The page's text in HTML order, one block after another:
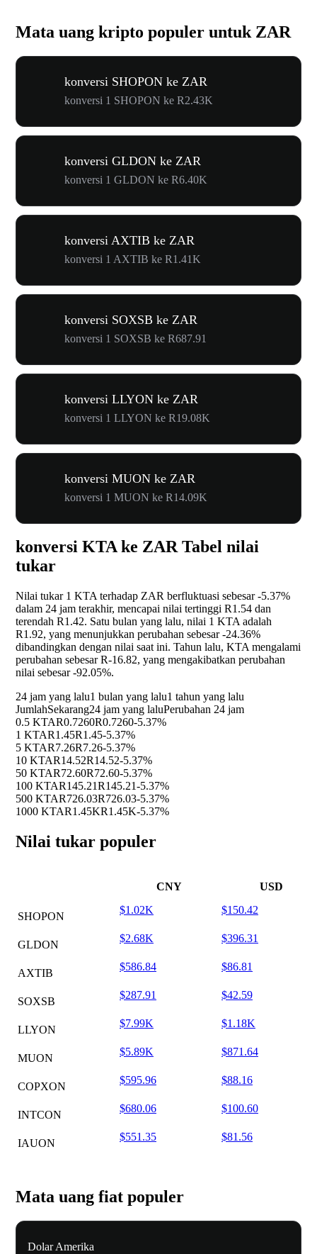
Mata uang kripto populer untuk ZAR
konversi SHOPON ke ZAR
konversi 1 SHOPON ke R2.43K
konversi GLDON ke ZAR
konversi 1 GLDON ke R6.40K
konversi AXTIB ke ZAR
konversi 1 AXTIB ke R1.41K
konversi SOXSB ke ZAR
konversi 1 SOXSB ke R687.91
konversi LLYON ke ZAR
konversi 1 LLYON ke R19.08K
konversi MUON ke ZAR
konversi 1 MUON ke R14.09K
konversi KTA ke ZAR Tabel nilai
tukar
Nilai tukar 1 KTA terhadap ZAR berfluktuasi sebesar-5.37%
dalam 24 jam terakhir, mencapai nilai tertinggi R1.54 dan
terendah R1.42. Satu bulan yang lalu, nilai 1 KTA adalah
R1.92, yang menunjukkan perubahan sebesar-24.36%
dibandingkan dengan nilai saat ini. Tahun lalu, KTA mengalami
perubahan sebesar R-16.82, yang mengakibatkan perubahan
nilai sebesar-92.05%.
24 jam yang lalu1 bulan yang lalu1 tahun yang lalu
JumlahSekarang24 jam yang laluPerubahan 24 jam
0.5 KTAR0.7260R0.7260-5.37%
1 KTAR1.45R1.45-5.37%
5 KTAR7.26R7.26-5.37%
10 KTAR14.52R14.52-5.37%
50 KTAR72.60R72.60-5.37%
100 KTAR145.21R145.21-5.37%
500 KTAR726.03R726.03-5.37%
1000 KTAR1.45KR1.45K-5.37%
Nilai tukar populer
CNY USD
SHOPON
$1.02K $150.42
GLDON
$2.68K $396.31
AXTIB
$586.84 $86.81
SOXSB
$287.91 $42.59
LLYON
$7.99K $1.18K
MUON
$5.89K $871.64
COPXON
$595.96 $88.16
INTCON
$680.06 $100.60
IAUON
$551.35 $81.56
Mata uang fiat populer
Dolar Amerika